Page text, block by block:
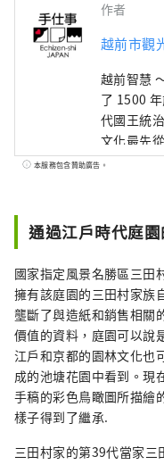
作者
越前市觀
越前智慧 ～
了 1500
代國王統
文化最先
日本深厚
世智慧。
流孕育著
前。
本服務包含贊助廣告。
通過江戶時代庭
國家指定風景名勝區三田
擁有該庭園的三田村家族
壟斷了與造紙和銷售相關
價值的資料，庭園可以說
江戶和京都的園林文化也
成的池塘花園中看到。現
手稿的彩色鳥瞰圖所描繪
樣子得到了繼承.
三田村家的第39代當家